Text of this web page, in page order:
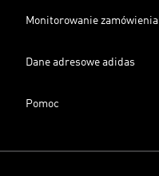
Monitorowanie zamówienia
Dane adresowe adidas
Pomoc